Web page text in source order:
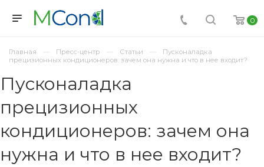
0
Главная Пресс-центр Статьи
Пусконаладка
прецизионных кондиционеров: зачем она нужна и что в нее входит?
Пусконаладка
прецизионных
кондиционеров: зачем она
нужна и что в нее входит?